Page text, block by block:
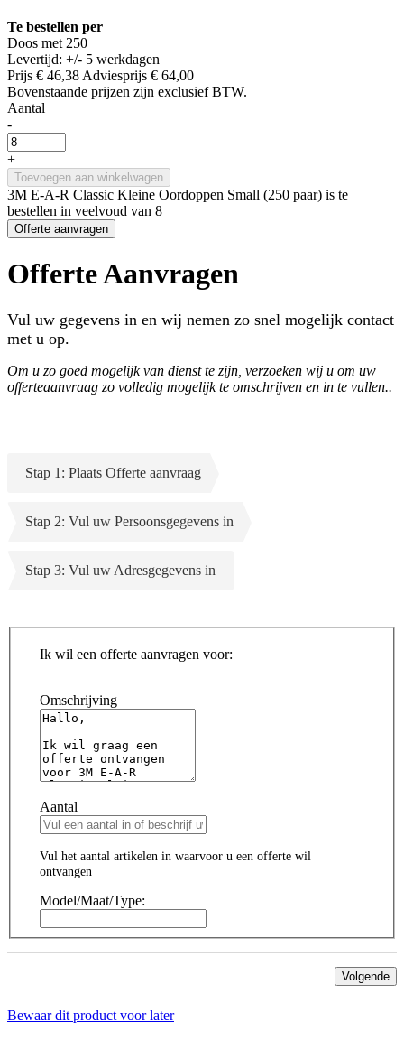
Te bestellen per
Doos met 250
Levertijd: +/- 5 werkdagen
Prijs € 46,38 Adviesprijs € 64,00
Bovenstaande prijzen zijn exclusief BTW.
Aantal
-
+
Toevoegen aan winkelwagen
3M E-A-R Classic Kleine Oordoppen Small (250 paar) is te
bestellen in veelvoud van 8
Offerte aanvragen
Offerte Aanvragen
Vul uw gegevens in en wij nemen zo snel mogelijk contact
met u op.
Om u zo goed mogelijk van dienst te zijn, verzoeken wij u om uw
offerteaanvraag zo volledig mogelijk te omschrijven en in te vullen..
Stap 1: Plaats Offerte aanvraag
Stap 2: Vul uw Persoonsgegevens in
Stap 3: Vul uw Adresgegevens in
Ik wil een offerte aanvragen voor:
Omschrijving
Aantal
Vul het aantal artikelen in waarvoor u een offerte wil
ontvangen
Model/Maat/Type:
Volgende
Bewaar dit product voor later